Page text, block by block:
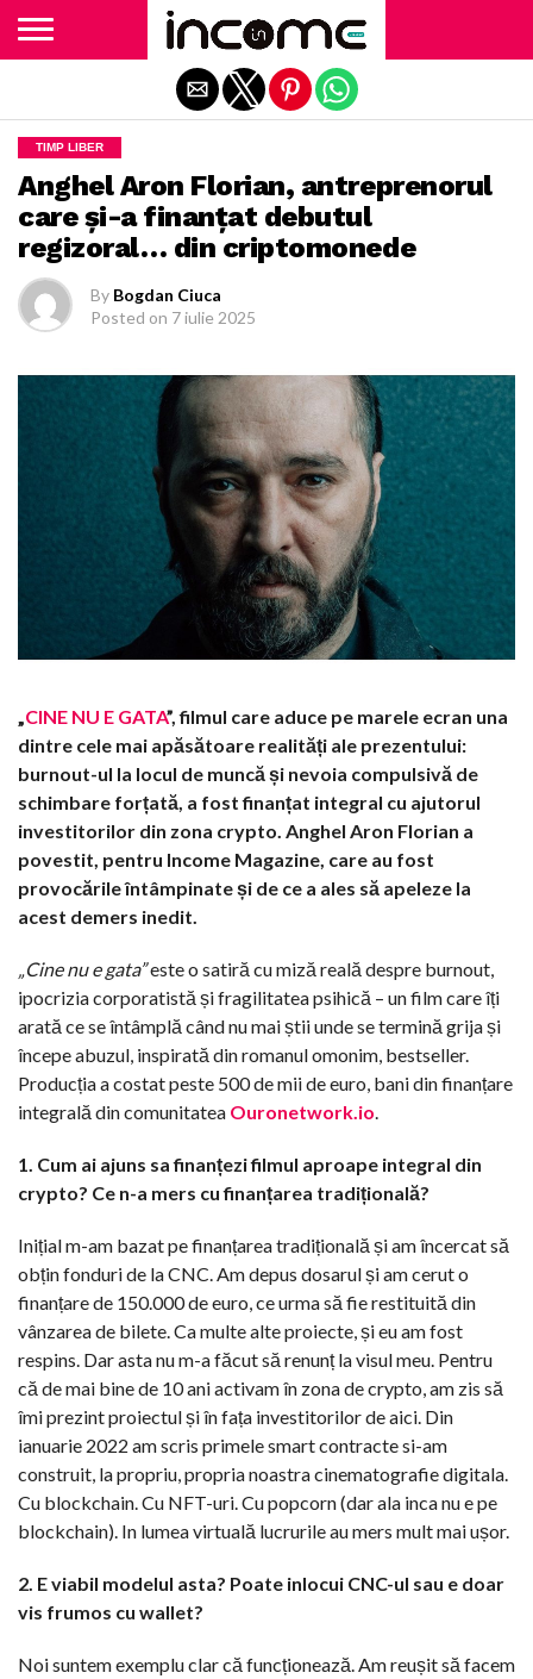
TIMP LIBER
Anghel Aron Florian, antreprenorul
care și-a finanțat debutul
regizoral… din criptomonede
By Bogdan Ciuca
Posted on 7 iulie 2025
CINE NU E GATA”, filmul care aduce pe marele ecran una
dintre cele mai apăsătoare realități ale prezentului:
burnout-ul la locul de muncă și nevoia compulsivă de
schimbare forțată, a fost finanțat integral cu ajutorul
investitorilor din zona crypto. Anghel Aron Florian a
povestit, pentru Income Magazine, care au fost
provocările întâmpinate și de ce a ales să apeleze la
acest demers inedit.
„Cine nu e gata”este o satiră cu miză reală despre burnout,
ipocrizia corporatistă și fragilitatea psihică – un film care îți
arată ce se întâmplă când nu mai știi unde se termină grija și
începe abuzul, inspirată din romanul omonim, bestseller.
Producția a costat peste 500 de mii de euro, bani din finanțare
integrală din comunitatea Ouronetwork.io
1. Cum ai ajuns sa finanțezi filmul aproape integral din
crypto? Ce n-a mers cu finanțarea tradițională?
Inițial m-am bazat pe finanțarea tradițională și am încercat să
obțin fonduri de la CNC. Am depus dosarul și am cerut o
finanțare de 150.000 de euro, ce urma să fie restituită din
vânzarea de bilete. Ca multe alte proiecte, și eu am fost
respins. Dar asta nu m-a făcut să renunț la visul meu. Pentru
că de mai bine de 10 ani activam în zona de crypto, am zis să
îmi prezint proiectul și în fața investitorilor de aici. Din
ianuarie 2022 am scris primele smart contracte si-am
construit, la propriu, propria noastra cinematografie digitala.
Cu blockchain. Cu NFT-uri. Cu popcorn (dar ala inca nu e pe
blockchain). In lumea virtuală lucrurile au mers mult mai ușor.
2. E viabil modelul asta? Poate inlocui CNC-ul sau e doar
vis frumos cu wallet?
Noi suntem exemplu clar că funcționează. Am reușit să facem
Exit mobile version